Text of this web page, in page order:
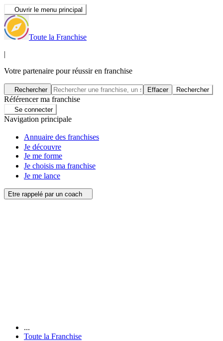
Ouvrir le menu principal
Toute la Franchise
|
Votre partenaire pour réussir en franchise
Rechercher Effacer Rechercher
Référencer ma franchise
Se connecter
Navigation principale
Annuaire des franchises
Je découvre
Je me forme
Je choisis ma franchise
Je me lance
Etre rappelé par un coach
...
Toute la Franchise